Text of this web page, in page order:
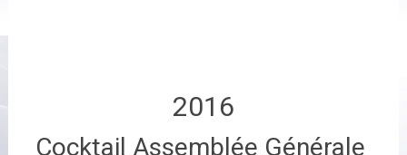
2016
Cocktail Assemblée Générale